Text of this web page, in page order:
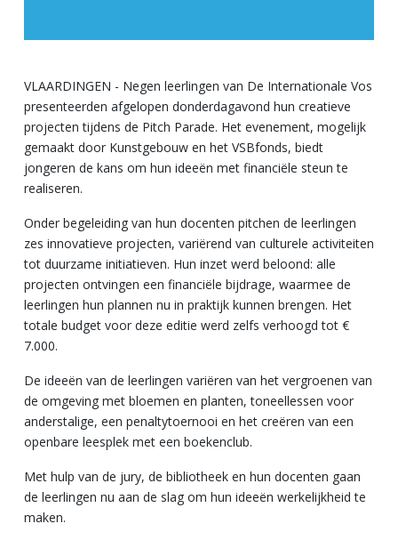
VLAARDINGEN - Negen leerlingen van De Internationale Vos
presenteerden afgelopen donderdagavond hun creatieve
projecten tijdens de Pitch Parade. Het evenement, mogelijk
gemaakt door Kunstgebouw en het VSBfonds, biedt
jongeren de kans om hun ideeën met financiële steun te
realiseren.
Onder begeleiding van hun docenten pitchen de leerlingen
zes innovatieve projecten, variërend van culturele activiteiten
tot duurzame initiatieven. Hun inzet werd beloond: alle
projecten ontvingen een financiële bijdrage, waarmee de
leerlingen hun plannen nu in praktijk kunnen brengen. Het
totale budget voor deze editie werd zelfs verhoogd tot €
7.000.
De ideeën van de leerlingen variëren van het vergroenen van
de omgeving met bloemen en planten, toneellessen voor
anderstalige, een penaltytoernooi en het creëren van een
openbare leesplek met een boekenclub.
Met hulp van de jury, de bibliotheek en hun docenten gaan
de leerlingen nu aan de slag om hun ideeën werkelijkheid te
maken.